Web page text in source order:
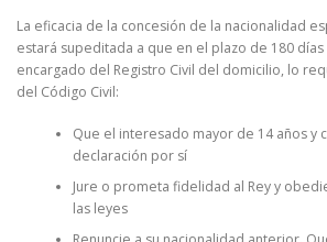
La eficacia de la concesión de la nacionalidad
estará supeditada a que en el plazo de 180
encargado del Registro Civil del domicilio, lo
del Código Civil:
Que el interesado mayor de 14 años y
declaración por sí
Jure o prometa fidelidad al Rey y
las leyes